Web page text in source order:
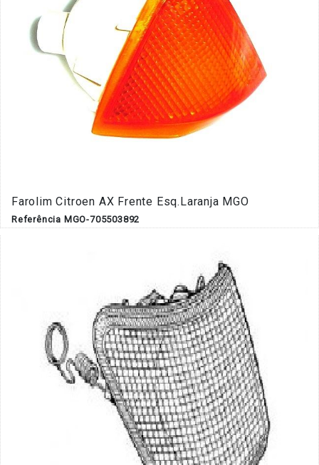
Farolim Citroen AX Frente Esq.Laranja MGO
Referência MGO-705503892